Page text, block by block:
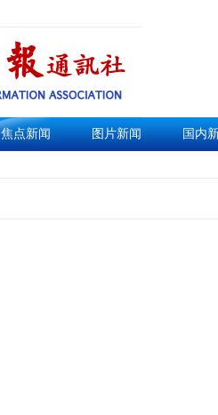
焦点新闻 图片新闻 国内